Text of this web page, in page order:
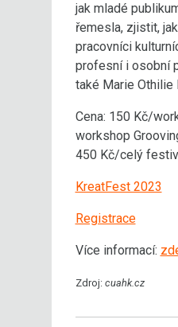
jak mladé
řemesla, zjistit,
pracovníci
profesní i osobní
také Marie Othilie
Cena: 150 Kč/
workshop
450 Kč/celý
KreatFest 2023
Registrace
Více informací:
Zdroj: cuahk.cz